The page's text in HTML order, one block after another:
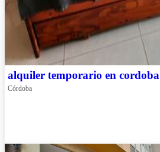
alquiler temporario en cordoba
Córdoba